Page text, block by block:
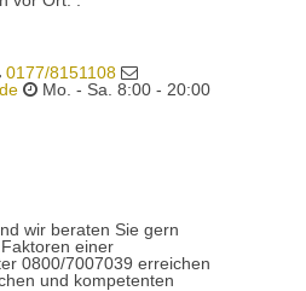
0177/8151108
Mo. - Sa. 8:00 - 20:00
wir beraten Sie gern
einer
0800/7007039 erreichen
und kompetenten